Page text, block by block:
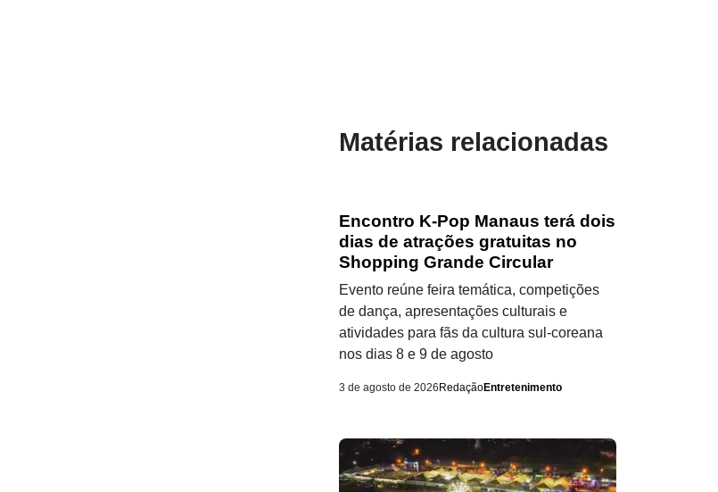
Matérias relacionadas
Encontro K-Pop Manaus terá dois
dias de atrações gratuitas no
Shopping Grande Circular
Evento reúne feira temática, competições
de dança, apresentações culturais e
atividades para fãs da cultura sul-coreana
nos dias 8 e 9 de agosto
3 de agosto de 2026RedaçãoEntretenimento